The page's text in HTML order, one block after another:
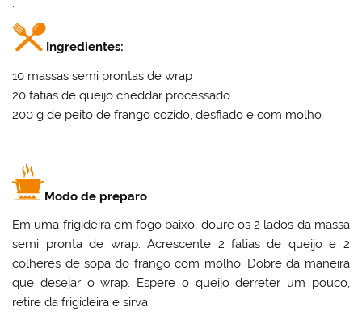
.
Ingredientes:
10 massas semi prontas de wrap
20 fatias de queijo cheddar processado
200 g de peito de frango cozido, desfiado e com molho
Modo de preparo
Em uma frigideira em fogo baixo, doure os 2 lados da massa
semi pronta de wrap. Acrescente 2 fatias de queijo e 2
colheres de sopa do frango com molho. Dobre da maneira
que desejar o wrap. Espere o queijo derreter um pouco,
retire da frigideira e sirva.